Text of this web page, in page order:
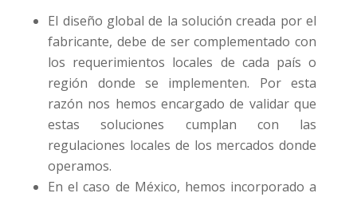
El diseño global de la solución creada por el
fabricante, debe de ser complementado con
los requerimientos locales de cada país o
región donde se implementen. Por esta
razón nos hemos encargado de validar que
estas soluciones cumplan con las
regulaciones locales de los mercados donde
operamos.
En el caso de México, hemos incorporado a